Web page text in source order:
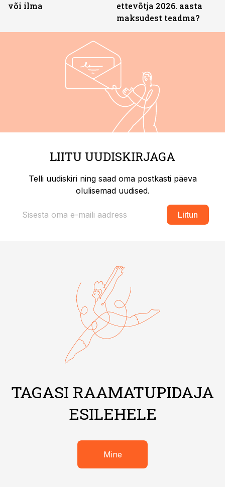
või ilma
ettevõtja 2026. aasta
maksudest teadma?
LIITU UUDISKIRJAGA
Telli uudiskiri ning saad oma postkasti päeva
olulisemad uudised.
Liitun
TAGASI RAAMATUPIDAJA
ESILEHELE
Mine